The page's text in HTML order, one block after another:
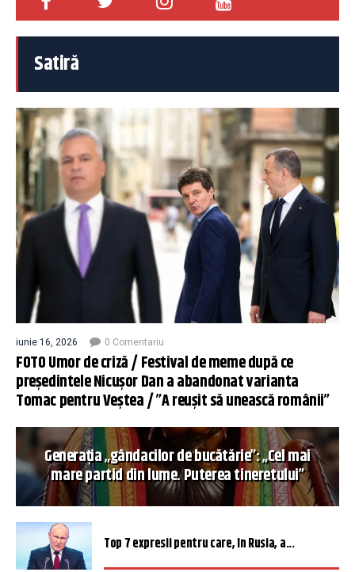
Satiră
iunie 16, 2026 0 Comentariu
FOTO Umor de criză / Festival de meme după ce
președintele Nicușor Dan a abandonat varianta
Tomac pentru Veștea / ”A reușit să unească românii”
Generația „gândacilor de bucătărie”: „Cel mai
mare partid din lume. Puterea tineretului”
Top 7 expresii pentru care, în Rusia, a...